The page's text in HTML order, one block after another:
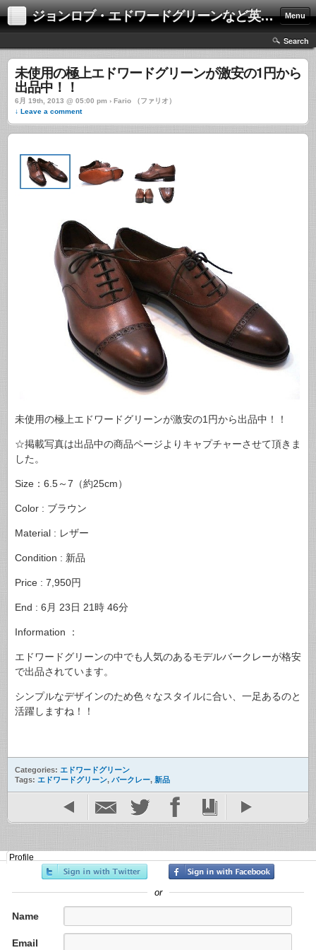
ジョンロブ・エドワードグリーンなど英国靴の激安中古通販情報ブログ Menu
Search
未使用の極上エドワードグリーンが激安の1円から
出品中！！
6月 19th, 2013 @ 05:00 pm › Fario （ファリオ）
↓ Leave a comment
未使用の極上エドワードグリーンが激安の1円から出品中！！
☆掲載写真は出品中の商品ページよりキャプチャーさせて頂きま
した。
Size：6.5～7（約25cm）
Color : ブラウン
Material : レザー
Condition : 新品
Price : 7,950円
End : 6月 23日 21時 46分
Information ：
エドワードグリーンの中でも人気のあるモデルバークレーが格安
で出品されています。
シンプルなデザインのため色々なスタイルに合い、一足あるのと
活躍しますね！！
Categories: エドワードグリーン
Tags: エドワードグリーン, バークレー, 新品
Profile
or
Name
Email